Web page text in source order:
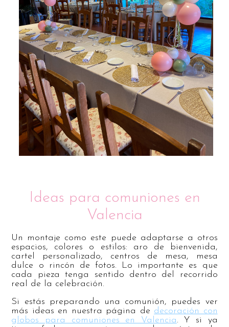
Ideas para comuniones en
Valencia
Un montaje como este puede adaptarse a otros
espacios, colores o estilos: aro de bienvenida,
cartel personalizado, centros de mesa, mesa
dulce o rincón de fotos. Lo importante es que
cada pieza tenga sentido dentro del recorrido
real de la celebración.
Si estás preparando una comunión, puedes ver
más ideas en nuestra página de decoración con
globos para comuniones en Valencia. Y si ya